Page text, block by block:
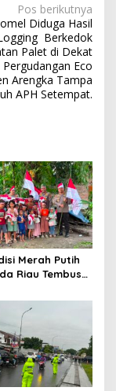
Pos berikutnya
Diduga Hasil
Berkedok
Palet di Dekat
Eco
Arengka Tampa
APH Setempat.
Merah Putih
Riau Tembus
Merah
Kepedulian
Negeri